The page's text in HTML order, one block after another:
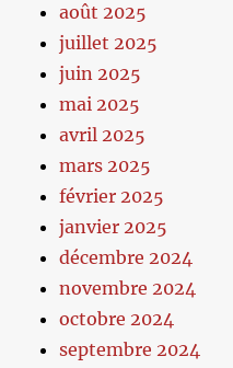
août 2025
juillet 2025
juin 2025
mai 2025
avril 2025
mars 2025
février 2025
janvier 2025
décembre 2024
novembre 2024
octobre 2024
septembre 2024